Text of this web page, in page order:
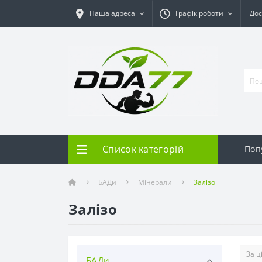
Наша адреса Графік роботи
Список категорій
БАДи Мінерали Залізо
Залізо